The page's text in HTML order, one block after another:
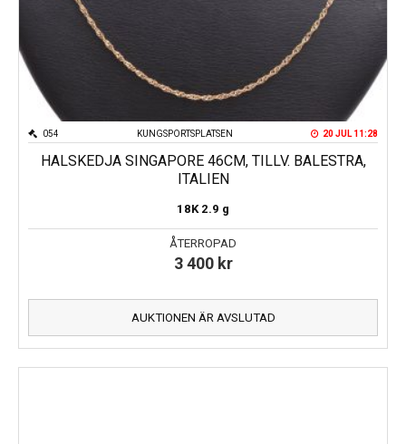
KUNGSPORTSPLATSEN
054 20 JUL 11:28
HALSKEDJA SINGAPORE 46CM, TILLV. BALESTRA,
ITALIEN
18K 2.9 g
ÅTERROPAD
3 400 kr
AUKTIONEN ÄR AVSLUTAD